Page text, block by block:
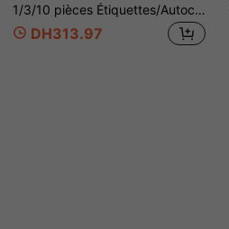
1/3/10 pièces Étiquettes/Autocollants personnalisés avec nom, disponibles en plusieurs tailles & couleurs, réutilisables, imperméables & résistants aux déchirures, cadeaux de fête, polices élégantes, design manuscrit, étiquettes adhésives, autocollants durables, autocollants décoratifs, étiquettes personnalisées
DH313.97